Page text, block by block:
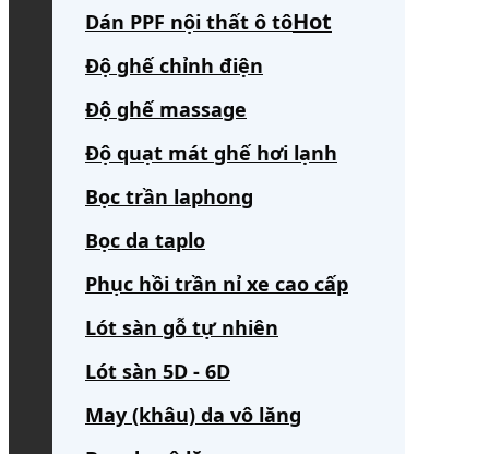
Dán PPF nội thất ô tô
Độ ghế chỉnh điện
Độ ghế massage
Độ quạt mát ghế hơi lạnh
Bọc trần laphong
Bọc da taplo
Phục hồi trần nỉ xe cao cấp
Lót sàn gỗ tự nhiên
Lót sàn 5D - 6D
May (khâu) da vô lăng